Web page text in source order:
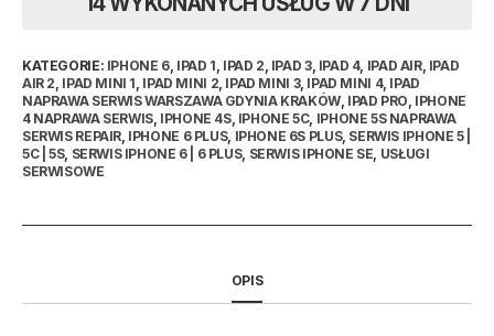
KATEGORIE: IPHONE 6, IPAD 1 IPAD 2 IPAD 3, IPAD 4, IPAD AIR, IPAD
AIR 2 IPAD MINI 1 IPAD MINI 2 IPAD MINI 3, IPAD MINI 4, IPAD
NAPRAWA SERWIS WARSZAWA GDYNIA KRAKÓW, IPAD PRO IPHONE
4 NAPRAWA SERWIS, IPHONE 4S, IPHONE 5C, IPHONE 5S NAPRAWA
SERWIS REPAIR IPHONE 6 PLUS, IPHONE 6S PLUS, SERWIS IPHONE 5 |
5C | 5S, SERWIS IPHONE 6 | 6 PLUS, SERWIS IPHONE SE USŁUGI
SERWISOWE
OPIS